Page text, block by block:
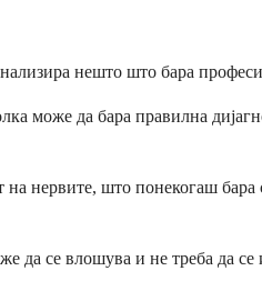
нешто што бара
може да бара правилна
нервите, што понекогаш бара
да се влошува и не треба да се